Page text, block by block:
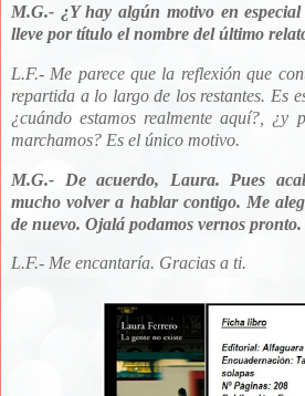
M.G.- ¿Y hay algún motivo en
lleve por título el nombre del último
L.F.- Me parece que la reflexión que
repartida a lo largo de los restantes. Es
¿cuándo estamos realmente aquí?, ¿y
marchamos? Es el único motivo.
M.G.- De acuerdo, Laura. Pues
mucho volver a hablar contigo. Me
de nuevo. Ojalá podamos vernos pronto.
L.F.- Me encantaría. Gracias a ti.